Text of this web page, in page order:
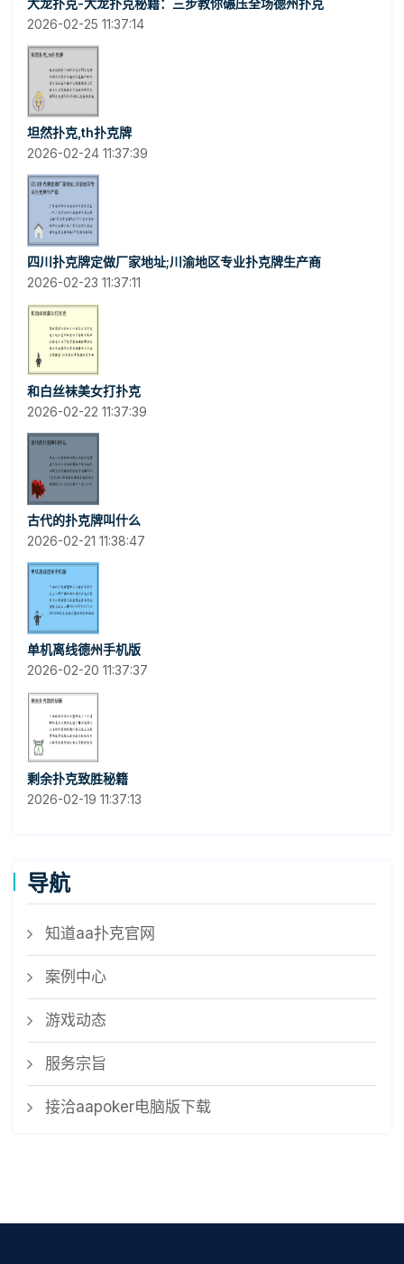
大龙扑克-大龙扑克秘籍：三步教你碾压全场德州扑克
2026-02-25 11:37:14
坦然扑克,th扑克牌
2026-02-24 11:37:39
四川扑克牌定做厂家地址;川渝地区专业扑克牌生产商
2026-02-23 11:37:11
和白丝袜美女打扑克
2026-02-22 11:37:39
古代的扑克牌叫什么
2026-02-21 11:38:47
单机离线德州手机版
2026-02-20 11:37:37
剩余扑克致胜秘籍
2026-02-19 11:37:13
导航
知道aa扑克官网
案例中心
游戏动态
服务宗旨
接洽aapoker电脑版下载